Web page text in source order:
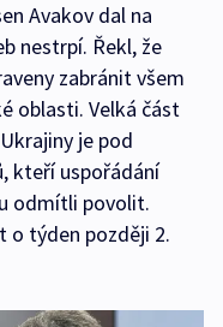
Avakov dal na
nestrpí. Řekl, že
zabránit všem
oblasti. Velká část
je pod
kteří uspořádání
odmítli povolit.
o týden později 2.